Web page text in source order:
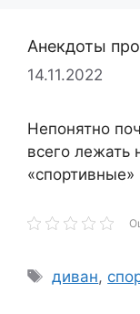
Анекдоты
14.11.2022
Непонятно
всего лежать
«спортивные»
Метки
диван,